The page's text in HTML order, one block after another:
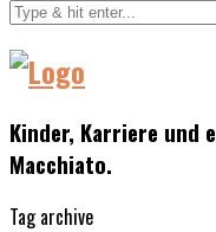
Kinder, Karriere und
Macchiato.
Tag archive